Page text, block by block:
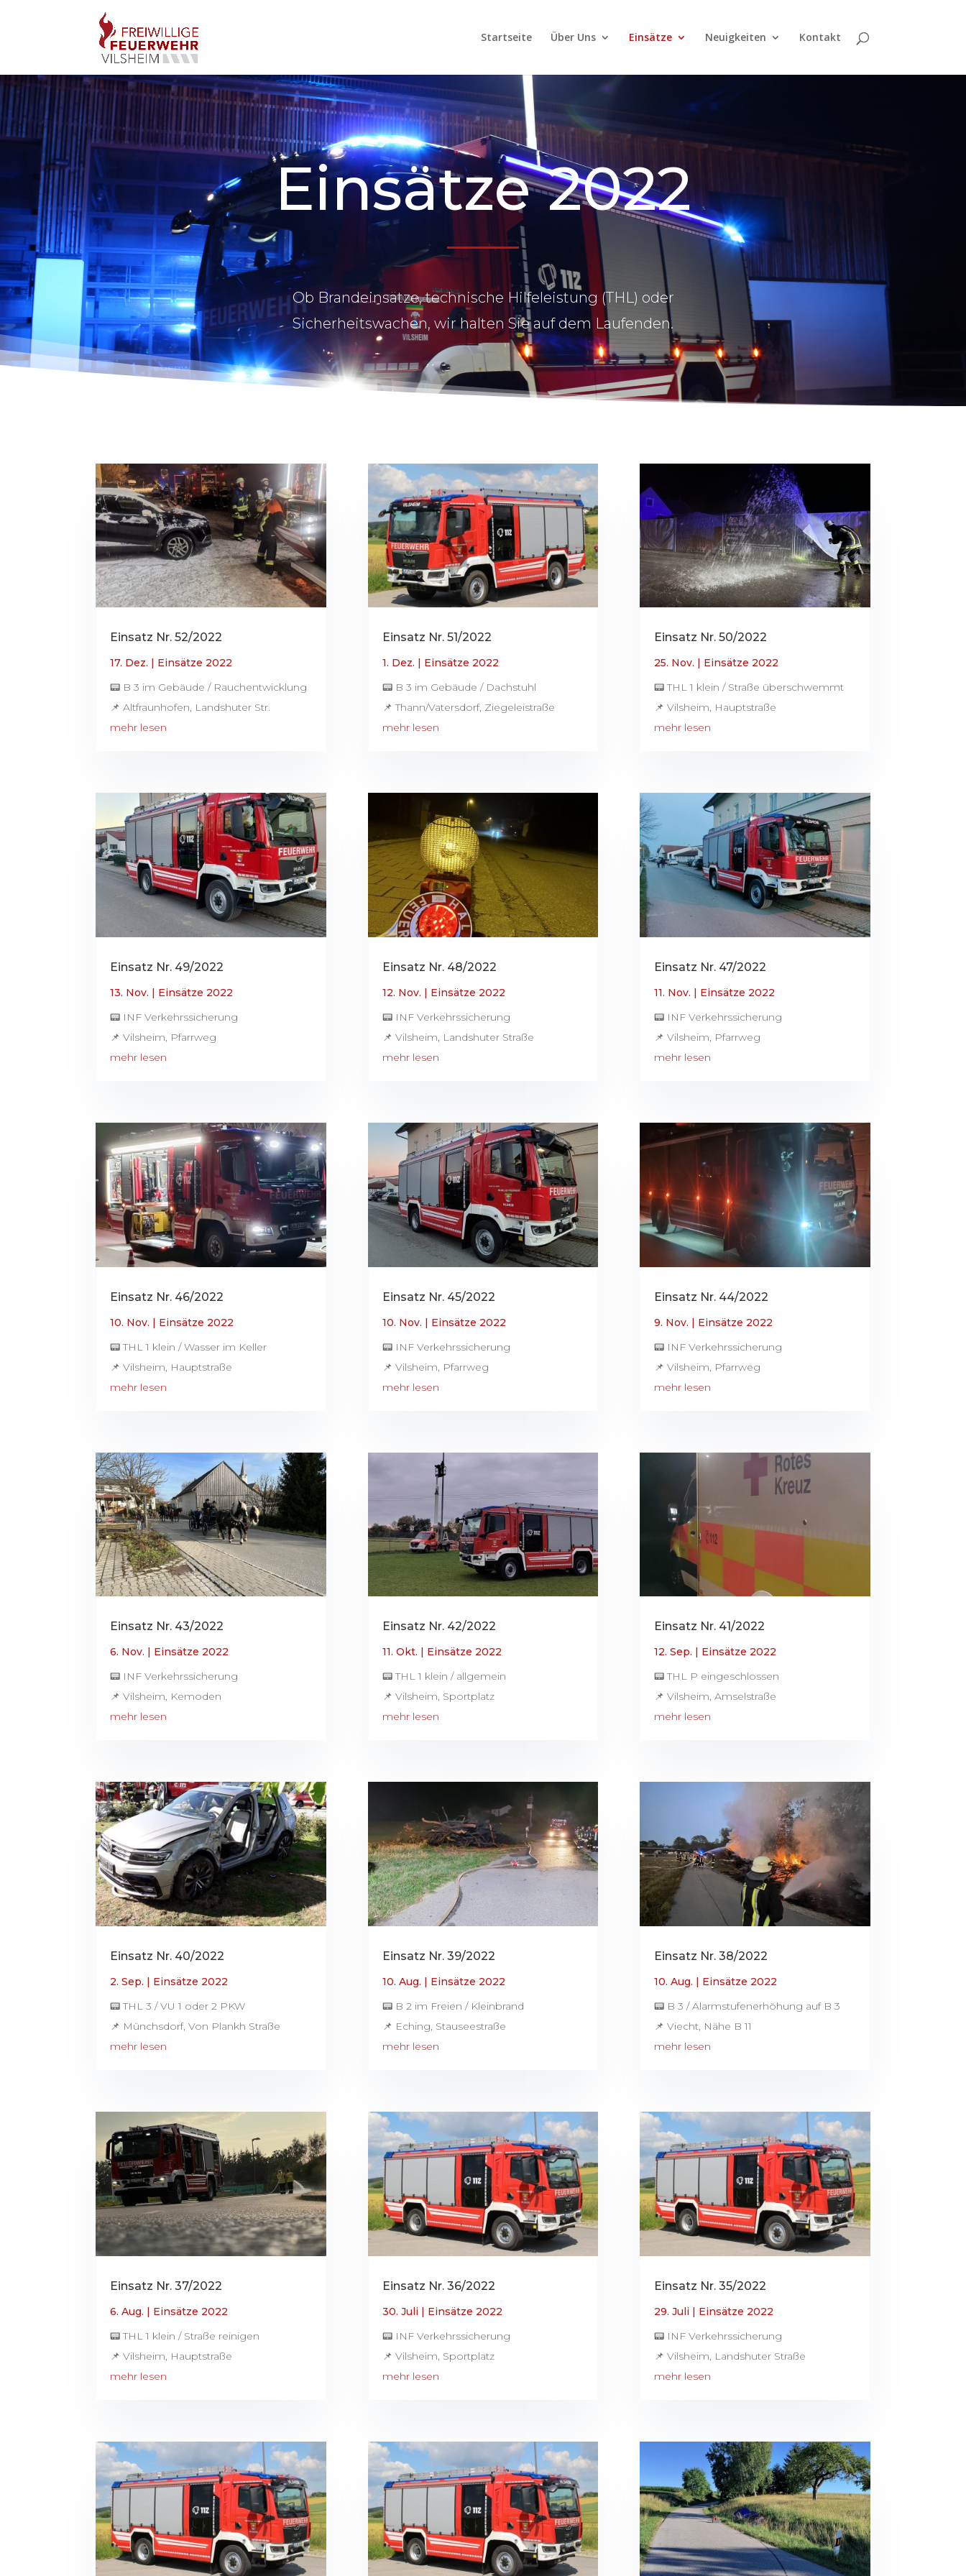
Startseite Über Uns Einsätze Neuigkeiten Kontakt
Einsätze 2022
Ob Brandeinsätze, technische Hilfeleistung (THL) oder
Sicherheitswachen, wir halten Sie auf dem Laufenden.
Einsatz Nr. 52/2022
17. Dez. | Einsätze 2022
📟 B 3 im Gebäude / Rauchentwicklung
📌 Altfraunhofen, Landshuter Str.
mehr lesen
Einsatz Nr. 49/2022
13. Nov. | Einsätze 2022
📟 INF Verkehrssicherung
📌 Vilsheim, Pfarrweg
mehr lesen
Einsatz Nr. 46/2022
10. Nov. | Einsätze 2022
📟 THL 1 klein / Wasser im Keller
📌 Vilsheim, Hauptstraße
mehr lesen
Einsatz Nr. 43/2022
6. Nov. | Einsätze 2022
📟 INF Verkehrssicherung
📌 Vilsheim, Kemoden
mehr lesen
Einsatz Nr. 40/2022
2. Sep. | Einsätze 2022
📟 THL 3 / VU 1 oder 2 PKW
📌 Münchsdorf, Von Plankh Straße
mehr lesen
Einsatz Nr. 37/2022
6. Aug. | Einsätze 2022
📟 THL 1 klein / Straße reinigen
📌 Vilsheim, Hauptstraße
mehr lesen
Einsatz Nr. 51/2022
1. Dez. | Einsätze 2022
📟 B 3 im Gebäude / Dachstuhl
📌 Thann/Vatersdorf, Ziegeleistraße
mehr lesen
Einsatz Nr. 48/2022
12. Nov. | Einsätze 2022
📟 INF Verkehrssicherung
📌 Vilsheim, Landshuter Straße
mehr lesen
Einsatz Nr. 45/2022
10. Nov. | Einsätze 2022
📟 INF Verkehrssicherung
📌 Vilsheim, Pfarrweg
mehr lesen
Einsatz Nr. 42/2022
11. Okt. | Einsätze 2022
📟 THL 1 klein / allgemein
📌 Vilsheim, Sportplatz
mehr lesen
Einsatz Nr. 39/2022
10. Aug. | Einsätze 2022
📟 B 2 im Freien / Kleinbrand
📌 Eching, Stauseestraße
mehr lesen
Einsatz Nr. 36/2022
30. Juli | Einsätze 2022
📟 INF Verkehrssicherung
📌 Vilsheim, Sportplatz
mehr lesen
Einsatz Nr. 50/2022
25. Nov. | Einsätze 2022
📟 THL 1 klein / Straße überschwemmt
📌 Vilsheim, Hauptstraße
mehr lesen
Einsatz Nr. 47/2022
11. Nov. | Einsätze 2022
📟 INF Verkehrssicherung
📌 Vilsheim, Pfarrweg
mehr lesen
Einsatz Nr. 44/2022
9. Nov. | Einsätze 2022
📟 INF Verkehrssicherung
📌 Vilsheim, Pfarrweg
mehr lesen
Einsatz Nr. 41/2022
12. Sep. | Einsätze 2022
📟 THL P eingeschlossen
📌 Vilsheim, Amselstraße
mehr lesen
Einsatz Nr. 38/2022
10. Aug. | Einsätze 2022
📟 B 3 / Alarmstufenerhöhung auf B 3
📌 Viecht, Nähe B 11
mehr lesen
Einsatz Nr. 35/2022
29. Juli | Einsätze 2022
📟 INF Verkehrssicherung
📌 Vilsheim, Landshuter Straße
mehr lesen